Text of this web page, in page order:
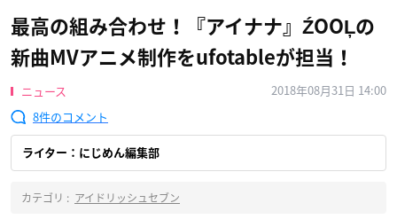
最高の組み合わせ！『アイナナ』ŹOOĻの
新曲MVアニメ制作をufotableが担当！
ニュース
2018年08月31日 14:00
8
ライター：にじめん編集部
カテゴリ : アイドリッシュセブン